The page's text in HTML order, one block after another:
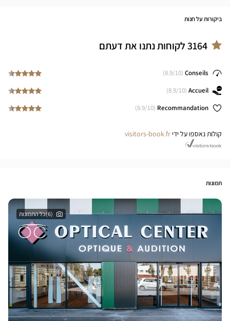
ביקורות על חנות
3164לקוחות נתנו את דעתם
Conseils
(
8.9/10)
Accueil
(
8.9/10)
Recommandation
(
8.9/10)
קולות נאספו על ידי visitors-book.fr
תמונות
(6)כל התמונות